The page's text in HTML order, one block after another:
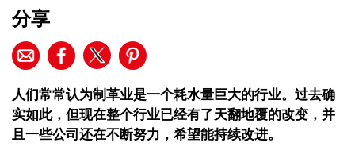
分享
人们常常认为制革业是一个耗水量巨大的行业。过去确
实如此，但现在整个行业已经有了天翻地覆的改变，并
且一些公司还在不断努力，希望能持续改进。